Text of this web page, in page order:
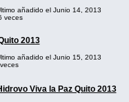
añadido el Junio 14, 2013
veces
2013
añadido el Junio 15, 2013
Viva la Paz Quito 2013